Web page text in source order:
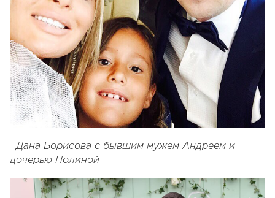
Дана Борисова с бывшим мужем Андреем и
дочерью Полиной